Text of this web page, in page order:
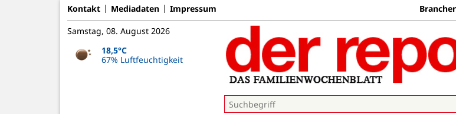
Kontakt Mediadaten Impressum
Samstag, 08. August 2026
18,5°C
67% Luftfeuchtigkeit